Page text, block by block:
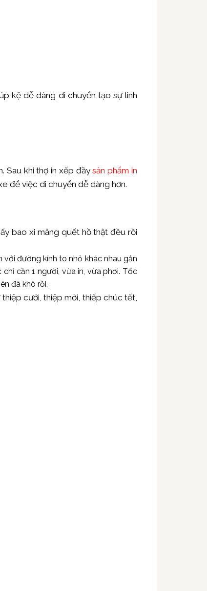
kệ dễ dàng di chuyển tạo sự linh
Sau khi thợ in xếp đầysản phẩm in
để việc di chuyển dễ dàng hơn.
bao xi măng quết hồ thật đều rồi
đường kính to nhỏ khác nhau gắn
cần 1 người, vừa in, vừa phơi. Tốc
đã khô rồi.
cưới, thiệp mời, thiếp chúc tết,